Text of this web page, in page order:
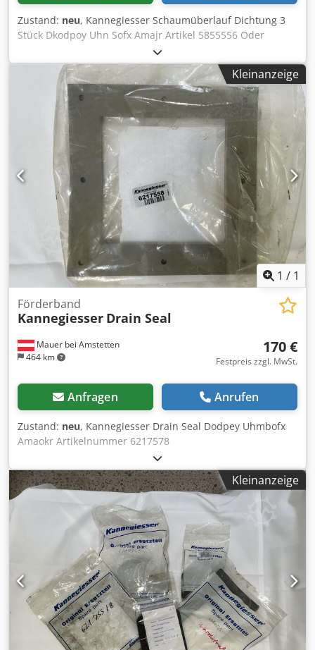
Zustand: neu, Kannegiesser Schaumüberlauf Dichtung 3
Stück Dkodpoy Uhn Sofx Amajr Artikel 5855556 Oder
Kleinanzeige
1 / 1
Mauer bei Amstetten
464 km
Förderband
Kannegiesser Drain Seal
170 €
Festpreis zzgl. MwSt.
Anfragen Anrufen
Zustand: neu, Kannegiesser Drain Seal Dodpey Uhmbofx
Amaokr Artikelnummer 6217578
Kleinanzeige